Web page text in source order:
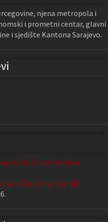
njena metropola i
i prometni centar, glavni
i sjedište Kantona Sarajevo.
vijeća Grada Sarajeva
Udruženju slijepih